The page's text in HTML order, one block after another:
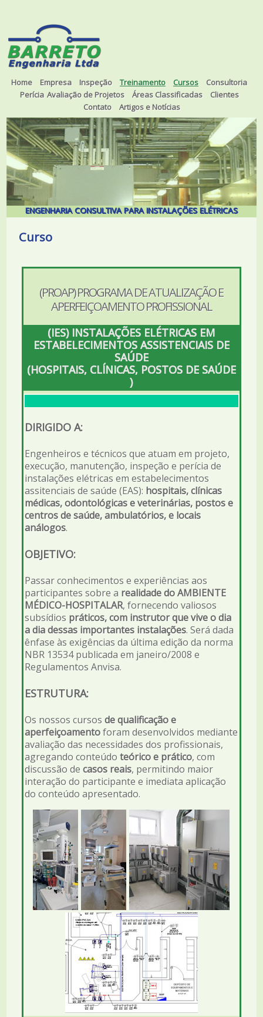
Home Empresa Inspeção Treinamento Cursos
Consultoria
Perícia Avaliação de Projetos Áreas Classificadas
Clientes
Contato
Artigos e Notícias
ENGENHARIA CONSULTIVA PARA INSTALAÇÕES ELÉTRICAS
Curso
(PROAP) PROGRAMA DE ATUALIZAÇÃO E
APERFEIÇOAMENTO PROFISSIONAL
(IES) INSTALAÇÕES ELÉTRICAS EM
ESTABELECIMENTOS ASSISTENCIAIS DE
SAÚDE
(HOSPITAIS, CLÍNICAS, POSTOS DE SAÚDE
)
DIRIGIDO A:
Engenheiros e técnicos que atuam em projeto,
execução, manutenção, inspeção e perícia de
instalações elétricas em estabelecimentos
assitenciais de saúde (EAS): hospitais, clínicas
médicas, odontológicas e veterinárias, postos e
centros de saúde, ambulatórios, e locais
análogos.
OBJETIVO:
Passar conhecimentos e experiências aos
participantes sobre a realidade do AMBIENTE
MÉDICO-HOSPITALAR, fornecendo valiosos
subsídios práticos, com instrutor que vive o dia
a dia dessas importantes instalações. Será dada
ênfase às exigências da última edição da norma
NBR 13534 publicada em janeiro/2008 e
Regulamentos Anvisa.
ESTRUTURA:
Os nossos cursos de qualificação e
aperfeiçoamentoforam desenvolvidos mediante
avaliação das necessidades dos profissionais,
agregando conteúdo teórico e prático, com
discussão de casos reais, permitindo maior
interação do participante e imediata aplicação
do conteúdo apresentado.